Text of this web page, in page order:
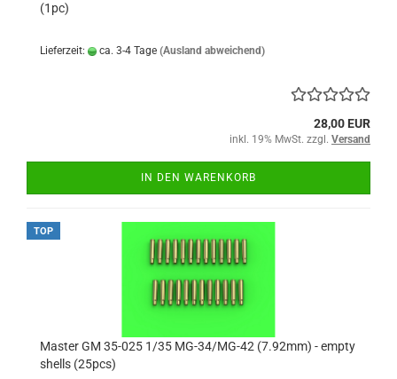
(1pc)
Lieferzeit: ca. 3-4 Tage (Ausland abweichend)
28,00 EUR
inkl. 19% MwSt. zzgl. Versand
IN DEN WARENKORB
TOP
Master GM 35-025 1/35 MG-34/MG-42 (7.92mm) - empty
shells (25pcs)